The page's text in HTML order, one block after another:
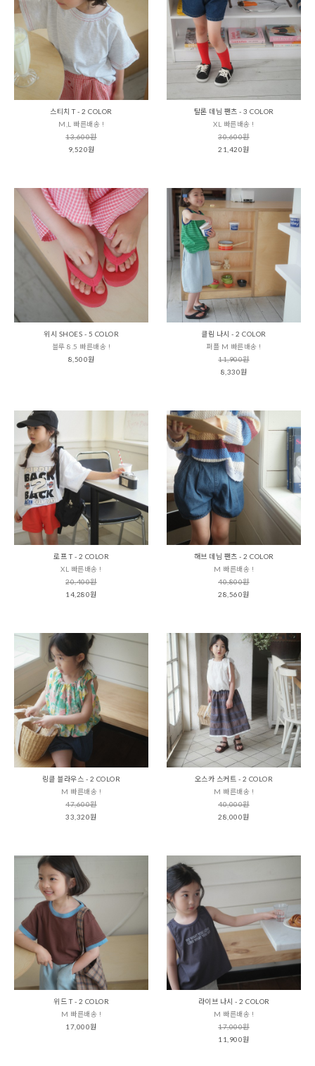
스티치 T - 2 COLOR
M,L 빠른배송 !
13,600원
9,520원
탈론 데님 팬츠 - 3 COLOR
XL 빠른배송 !
30,600원
21,420원
위시 SHOES - 5 COLOR
블루 8.5 빠른배송 !
8,500원
클림 나시 - 2 COLOR
퍼플 M 빠른배송 !
11,900원
8,330원
로프 T - 2 COLOR
XL 빠른배송 !
20,400원
14,280원
해브 데님 팬츠 - 2 COLOR
M 빠른배송 !
40,800원
28,560원
링클 블라우스 - 2 COLOR
M 빠른배송 !
47,600원
33,320원
오스카 스커트 - 2 COLOR
M 빠른배송 !
40,000원
28,000원
위드 T - 2 COLOR
M 빠른배송 !
17,000원
라이브 나시 - 2 COLOR
M 빠른배송 !
17,000원
11,900원